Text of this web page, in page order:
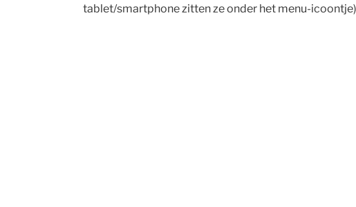
tablet/smartphone zitten ze onder het menu-